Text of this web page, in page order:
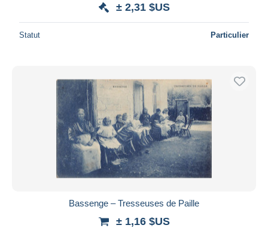
± 2,31 $US
Statut Particulier
Bassenge – Tresseuses de Paille
± 1,16 $US